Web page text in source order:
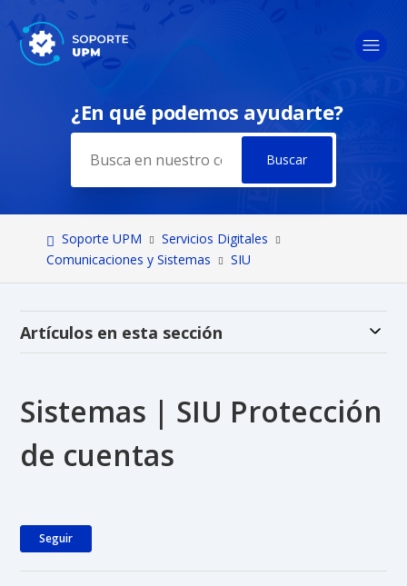
Búsqueda
¿En qué podemos ayudarte?
Soporte UPM
Servicios Digitales
Comunicaciones y Sistemas
SIU
Artículos en esta sección
Sistemas | SIU Protección
de cuentas
Seguir